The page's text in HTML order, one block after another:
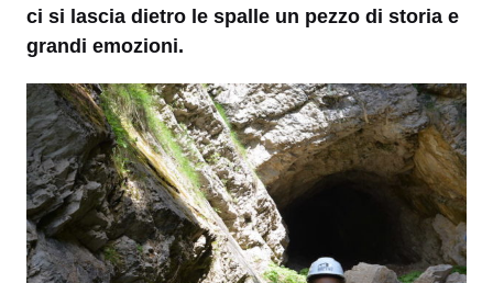
ci si lascia dietro le spalle un pezzo di storia e
grandi emozioni.